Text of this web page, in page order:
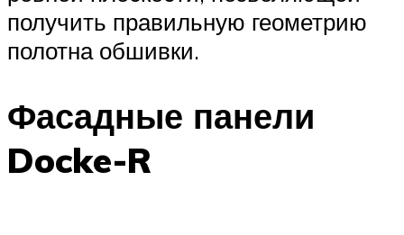
получить правильную геометрию
полотна обшивки.
Фасадные панели
Docke-R